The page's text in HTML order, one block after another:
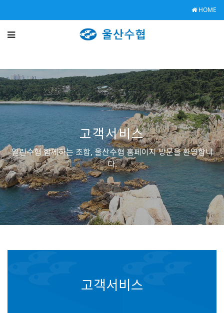
HOME
고객서비스
열린수협 함께하는 조합, 울산수협 홈페이지 방문을 환영합니
다.
고객서비스